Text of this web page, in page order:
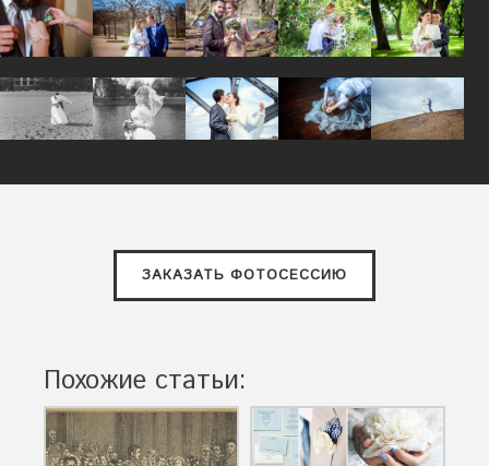
ЗАКАЗАТЬ ФОТОСЕССИЮ
Похожие статьи: